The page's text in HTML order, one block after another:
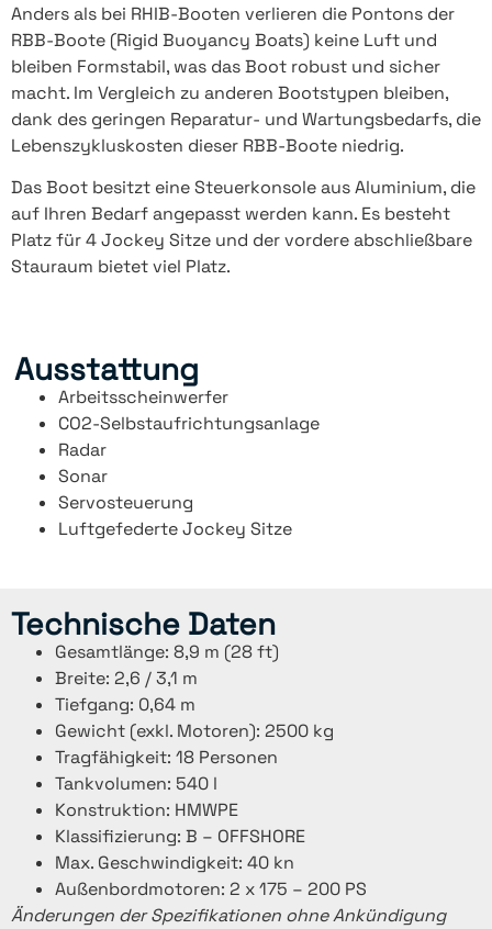
Anders als bei RHIB-Booten verlieren die Pontons der
RBB-Boote (Rigid Buoyancy Boats) keine Luft und
bleiben Formstabil, was das Boot robust und sicher
macht. Im Vergleich zu anderen Bootstypen bleiben,
dank des geringen Reparatur- und Wartungsbedarfs, die
Lebenszykluskosten dieser RBB-Boote niedrig.
Das Boot besitzt eine Steuerkonsole aus Aluminium, die
auf Ihren Bedarf angepasst werden kann. Es besteht
Platz für 4 Jockey Sitze und der vordere abschließbare
Stauraum bietet viel Platz.
Ausstattung
Arbeitsscheinwerfer
CO2-Selbstaufrichtungsanlage
Radar
Sonar
Servosteuerung
Luftgefederte Jockey Sitze
Technische Daten
Gesamtlänge: 8,9 m (28 ft)
Breite: 2,6 / 3,1 m
Tiefgang: 0,64 m
Gewicht (exkl. Motoren): 2500 kg
Tragfähigkeit: 18 Personen
Tankvolumen: 540 l
Konstruktion: HMWPE
Klassifizierung: B – OFFSHORE
Max. Geschwindigkeit: 40 kn
Außenbordmotoren: 2 x 175 – 200 PS
Änderungen der Spezifikationen ohne Ankündigung